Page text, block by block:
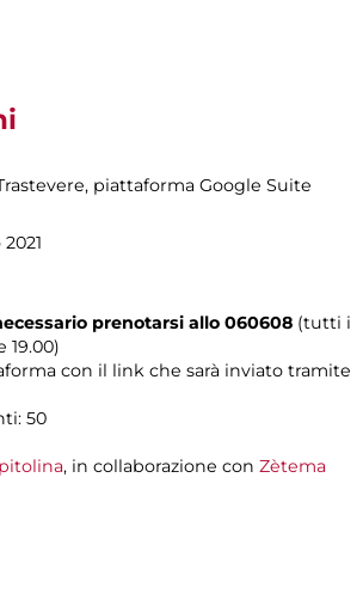
, piattaforma Google Suite
prenotarsi allo 060608 (tutti i
19.00)
con il link che sarà inviato tramite
50
, in collaborazione con Zètema